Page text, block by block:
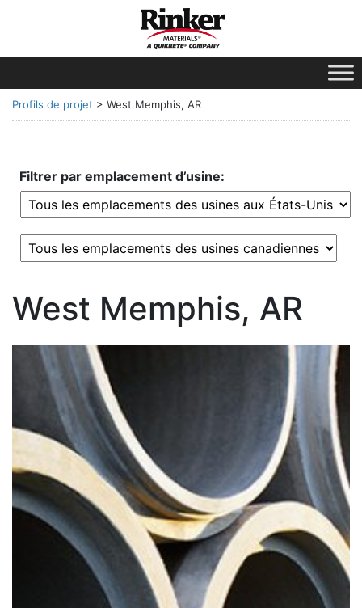
Profils de projet > West Memphis, AR
Filtrer par emplacement d’usine:
West Memphis, AR